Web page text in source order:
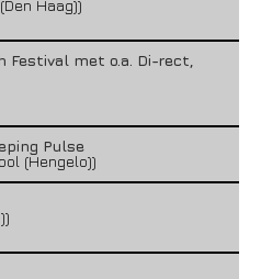
Haag))
Festival met o.a. Di-rect,
Pulse
(Hengelo))